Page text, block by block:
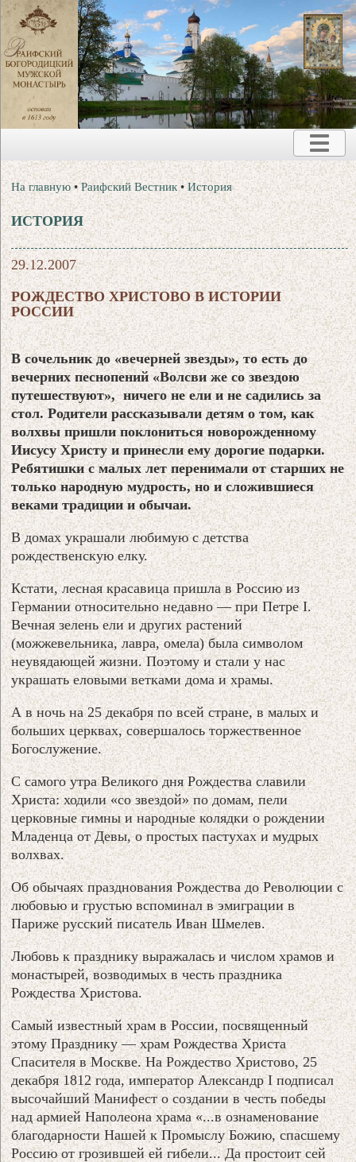
На главную •Раифский Вестник •История
ИСТОРИЯ
29.12.2007
РОЖДЕСТВО ХРИСТОВО В ИСТОРИИ
РОССИИ
В сочельник до «вечерней звезды», то есть до
вечерних песнопений «Волсви же со звездою
путешествуют», ничего не ели и не садились за
стол. Родители рассказывали детям о том, как
волхвы пришли поклониться новорожденному
Иисусу Христу и принесли ему дорогие подарки.
Ребятишки с малых лет перенимали от старших не
только народную мудрость, но и сложившиеся
веками традиции и обычаи.
В домах украшали любимую с детства
рождественскую елку.
Кстати, лесная красавица пришла в Россию из
Германии относительно недавно — при Петре I.
Вечная зелень ели и других растений
(можжевельника, лавра, омела) была символом
неувядающей жизни. Поэтому и стали у нас
украшать еловыми ветками дома и храмы.
А в ночь на 25 декабря по всей стране, в малых и
больших церквах, совершалось торжественное
Богослужение.
С самого утра Великого дня Рождества славили
Христа: ходили «со звездой» по домам, пели
церковные гимны и народные колядки о рождении
Младенца от Девы, о простых пастухах и мудрых
волхвах.
Об обычаях празднования Рождества до Революции с
любовью и грустью вспоминал в эмиграции в
Париже русский писатель Иван Шмелев.
Любовь к празднику выражалась и числом храмов и
монастырей, возводимых в честь праздника
Рождества Христова.
Самый известный храм в России, посвященный
этому Празднику — храм Рождества Христа
Спасителя в Москве. На Рождество Христово, 25
декабря 1812 года, император Александр I подписал
высочайший Манифест о создании в честь победы
над армией Наполеона храма «...в ознаменование
благодарности Нашей к Промыслу Божию, спасшему
Россию от грозившей ей гибели... Да простоит сей